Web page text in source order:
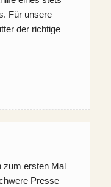
Für unsere
der richtige
zum ersten Mal
Presse